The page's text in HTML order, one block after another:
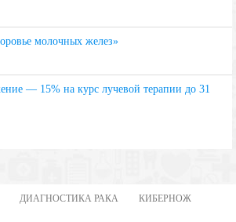
молочных желез»
— 15% на курс лучевой терапии до 31
ДИАГНОСТИКА РАКА КИБЕРНОЖ